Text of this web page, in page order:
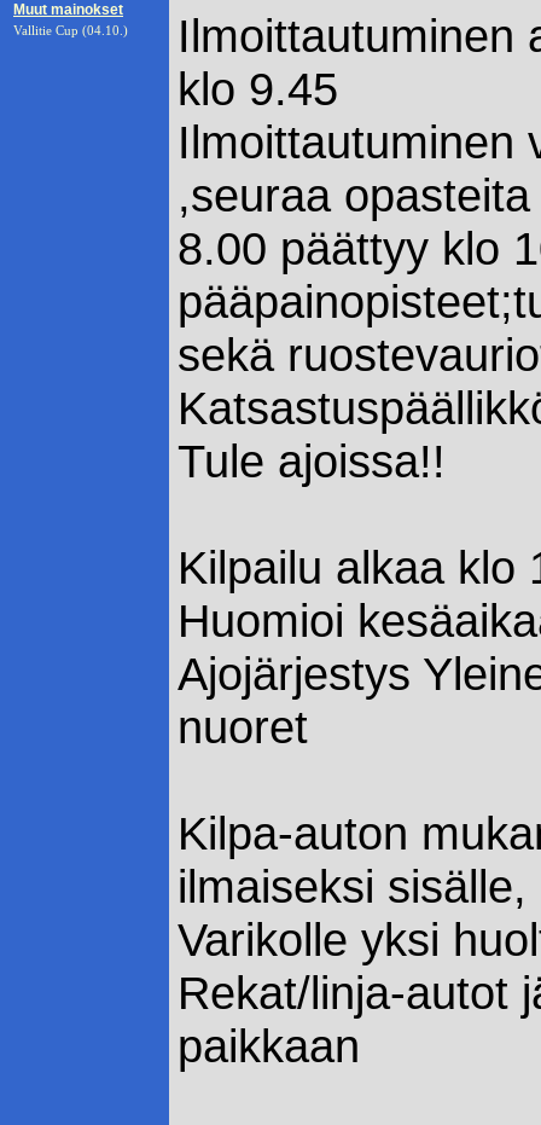
Muut mainokset
Vallitie Cup (04.10.)
Ilmoittautuminen
klo 9.45
Ilmoittautuminen
,seuraa
8.00 päättyy klo
sekä
Tule ajoissa!!
Kilpailu alkaa klo
Huomioi
Ajojärjestys
nuoret
Kilpa-auton
ilmaiseksi
Varikolle yksi
Rekat/linja-autot
paikkaan